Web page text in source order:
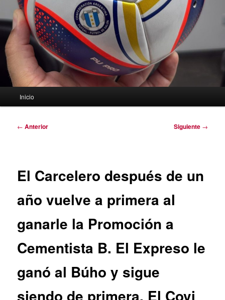
Inicio
Navegación
← Anterior Siguiente →
El Carcelero después de un
año vuelve a primera al
ganarle la Promoción a
Cementista B. El Expreso le
ganó al Búho y sigue
siendo de primera. El Covi